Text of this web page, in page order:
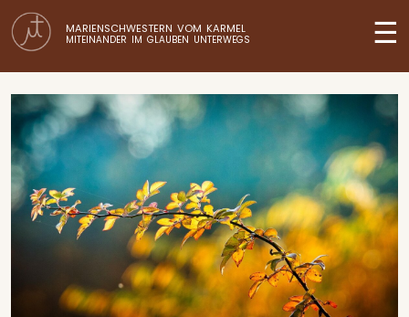
MARIENSCHWESTERN VOM KARMEL
MITEINANDER IM GLAUBEN UNTERWEGS ☰